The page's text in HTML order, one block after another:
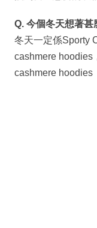
Q. 今個冬天想著甚
冬天一定係Sporty
cashmere hoodies
cashmere hoodies